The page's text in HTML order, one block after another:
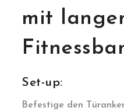
mit
Set-up:
Befestige den